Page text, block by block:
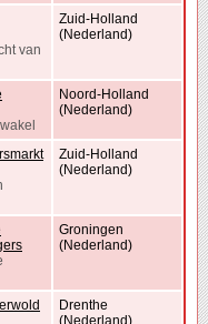
van
Zuid-Holland
(Nederland)
Noord-Holland
(Nederland)
Zuid-Holland
(Nederland)
Groningen
(Nederland)
Drenthe